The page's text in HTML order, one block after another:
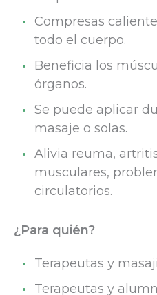
Compresas
todo el cuerpo.
Beneficia los
órganos.
Se puede aplicar
masaje o solas.
Alivia reuma,
musculares,
circulatorios.
¿Para quién?
Terapeutas y
Terapeutas y